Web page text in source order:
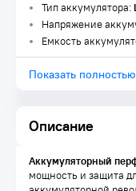
Описание
Тип аккумулятора:
Напряжение
Емкость
Показать полностью
Аккумуляторный
мощность и защита